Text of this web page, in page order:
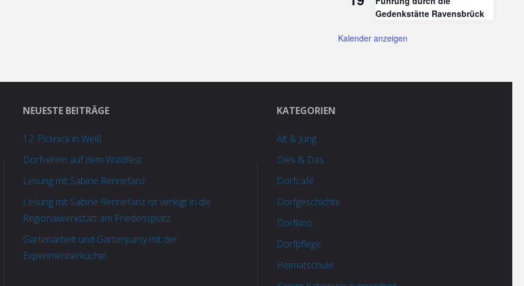
Gedenkstätte Ravensbrück
Kalender anzeigen
NEUESTE BEITRÄGE
12. Picknick in Weiß
Dorfverein auf dem Waldfest
Lesung mit Sabine Rennefanz
Lesung mit Sabine Rennefanz ist verlegt in die
Regionalwerkstatt am Friedensplatz
Gartenarbeit und Gartenparty mit der
Experimentierküche!
KATEGORIEN
Alt & Jung
Dies & Das
Dorfcafé
Dorfgeschichte
Dorfkino
Dorfpflege
Heimatschule